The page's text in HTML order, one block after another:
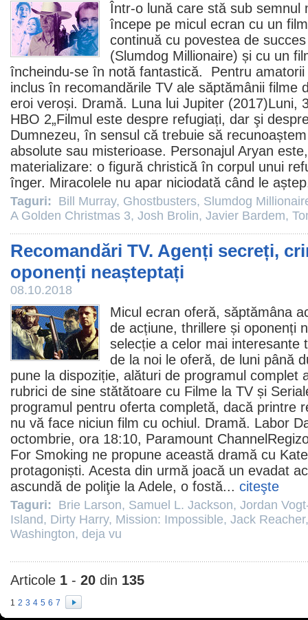
Într-o lună care stă sub semnul
începe pe micul ecran cu un film
continuă cu povestea de
(Slumdog Millionaire) și cu un
încheindu-se în notă fantastică. Pentru
inclus în recomandările TV ale săptămânii filme
eroi veroși. Dramă. Luna lui Jupiter (2017)Luni,
HBO 2„Filmul este despre refugiați, dar şi
Dumnezeu, în sensul că trebuie să
absolute sau misterioase. Personajul Aryan
materializare: o figură christică în corpul unui
înger. Miracolele nu apar niciodată când le
Taguri: Bill Murray, Ghostbusters, Slumdog
A Golden Christmas 3, Josh Brolin, Javier Bardem,
Recomandări TV. Agenți secreți,
oponenți neașteptați
08.10.2018
Micul ecran oferă, săptămâna
de acțiune, thrillere și oponenți
selecție a celor mai interesante
de la noi le oferă, de luni până
pune la dispoziție, alături de programul complet
rubrici de sine stătătoare cu Filme la TV și
programul pentru oferta completă, dacă printre
nu vă face niciun film cu ochiul. Dramă. Labor
octombrie, ora 18:10, Paramount
For Smoking ne propune această dramă cu
protagoniști. Acesta din urmă joacă un evadat
ascundă de poliţie la Adele, o fostă... citeşte
Taguri: Brie Larson, Samuel L. Jackson, Jordan
Island, Dirty Harry, Mission: Impossible, Jack Reacher
Washington, deja vu
Articole 1 - 20 din 135
1 2 3 4 5 6 7